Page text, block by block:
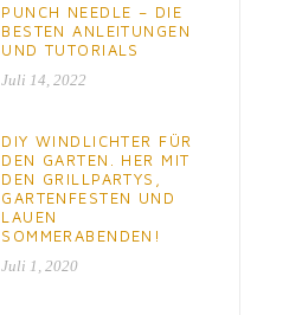
PUNCH NEEDLE – DIE
BESTEN ANLEITUNGEN
UND TUTORIALS
Juli 14, 2022
DIY WINDLICHTER FÜR
DEN GARTEN. HER MIT
DEN GRILLPARTYS,
GARTENFESTEN UND
LAUEN
SOMMERABENDEN!
Juli 1, 2020